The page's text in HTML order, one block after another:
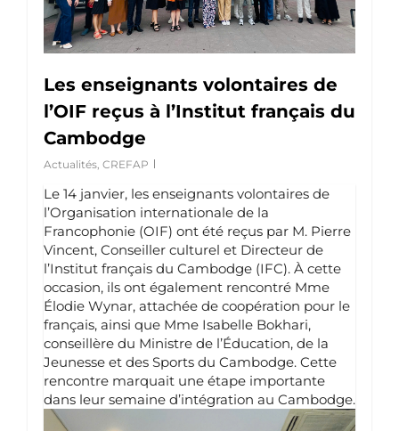
Les enseignants volontaires de
l’OIF reçus à l’Institut français du
Cambodge
Actualités, CREFAP
Le 14 janvier, les enseignants volontaires de
l’Organisation internationale de la
Francophonie (OIF) ont été reçus par M. Pierre
Vincent, Conseiller culturel et Directeur de
l’Institut français du Cambodge (IFC). À cette
occasion, ils ont également rencontré Mme
Élodie Wynar, attachée de coopération pour le
français, ainsi que Mme Isabelle Bokhari,
conseillère du Ministre de l’Éducation, de la
Jeunesse et des Sports du Cambodge. Cette
rencontre marquait une étape importante
dans leur semaine d’intégration au Cambodge.